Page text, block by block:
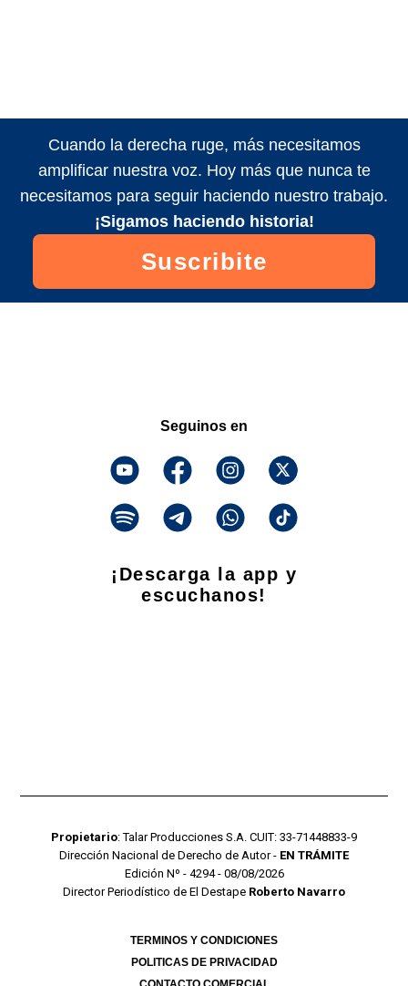
Cuando la derecha ruge, más necesitamos
amplificar nuestra voz. Hoy más que nunca te
necesitamos para seguir haciendo nuestro trabajo.
¡Sigamos haciendo historia!
Suscribite
Seguinos en
¡Descarga la app y
escuchanos!
Propietario: Talar Producciones S.A. CUIT: 33-71448833-9
Dirección Nacional de Derecho de Autor - EN TRÁMITE
Edición Nº - 4294 - 08/08/2026
Director Periodístico de El Destape Roberto Navarro
TERMINOS Y CONDICIONES
POLITICAS DE PRIVACIDAD